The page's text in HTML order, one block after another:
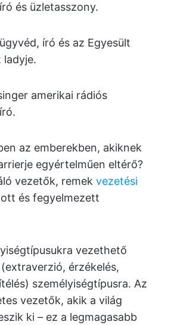
és üzletasszony.
író és az Egyesült
ladyje.
amerikai rádiós
az emberekben, akiknek
egyértelműen eltérő?
vezetők, remek vezetési
és fegyelmezett
vezethető
érzékelés,
személyiségtípusra. Az
vezetők, akik a világ
ki – ez a legmagasabb